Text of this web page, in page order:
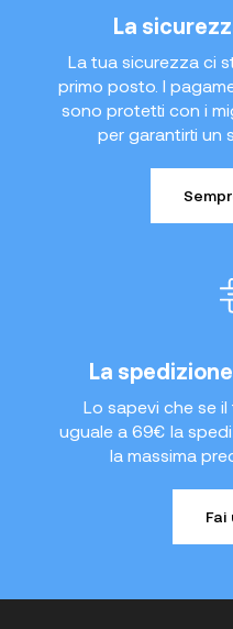
La
La tua sicurezza ci
primo posto. I
sono protetti con i
per garantirti un
La
Lo sapevi che se
uguale a 69€ la
la massima
Fai